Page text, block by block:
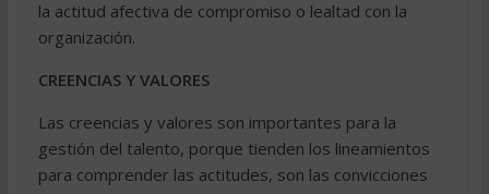
la actitud afectiva de compromiso o lealtad con la
organización.
CREENCIAS Y VALORES
Las creencias y valores son importantes para la
gestión del talento, porque tienden los lineamientos
para comprender las actitudes, son las convicciones